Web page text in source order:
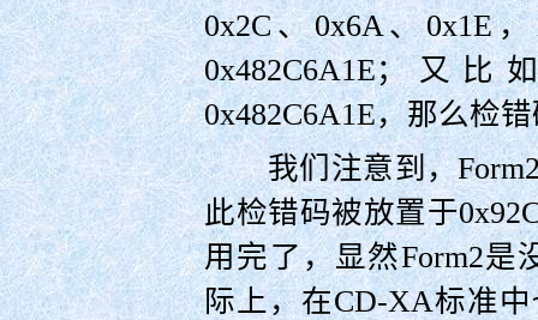
0x2C、0x6A、0x1E
0x482C6A1E；又
0x482C6A1E，那么检
我们注意到，Form2
此检错码被放置于
用完了，显然Form2
际上，在CD-XA标准